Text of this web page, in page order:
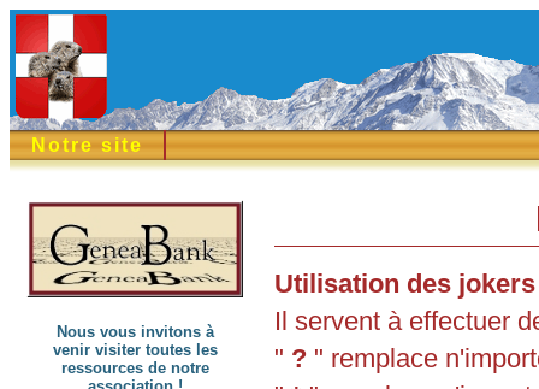
Notre site
Nous vous invitons à
venir visiter toutes les
ressources de notre
Utilisation des jokers
Il servent à effectuer
" ? " remplace